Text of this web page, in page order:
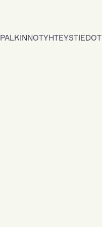
PALKINNOTYHTEYSTIEDOT